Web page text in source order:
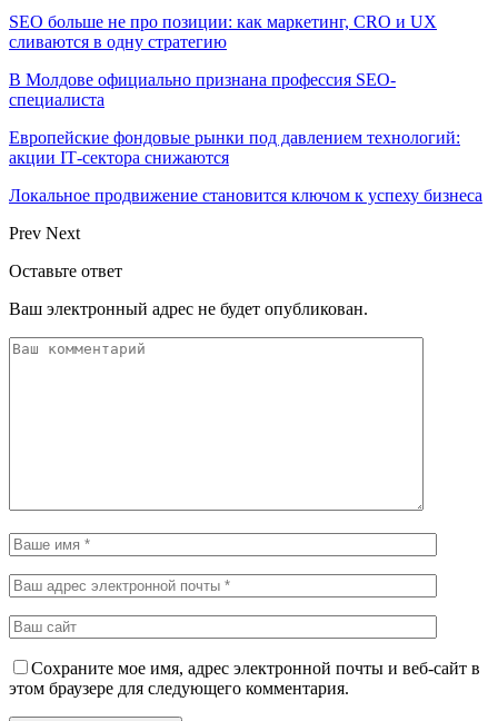
SEO больше не про позиции: как маркетинг, CRO и UX
сливаются в одну стратегию
В Молдове официально признана профессия SEO-
специалиста
Европейские фондовые рынки под давлением технологий:
акции IT‑сектора снижаются
Локальное продвижение становится ключом к успеху бизнеса
Prev Next
Оставьте ответ
Ваш электронный адрес не будет опубликован.
Сохраните мое имя, адрес электронной почты и веб-сайт в
этом браузере для следующего комментария.